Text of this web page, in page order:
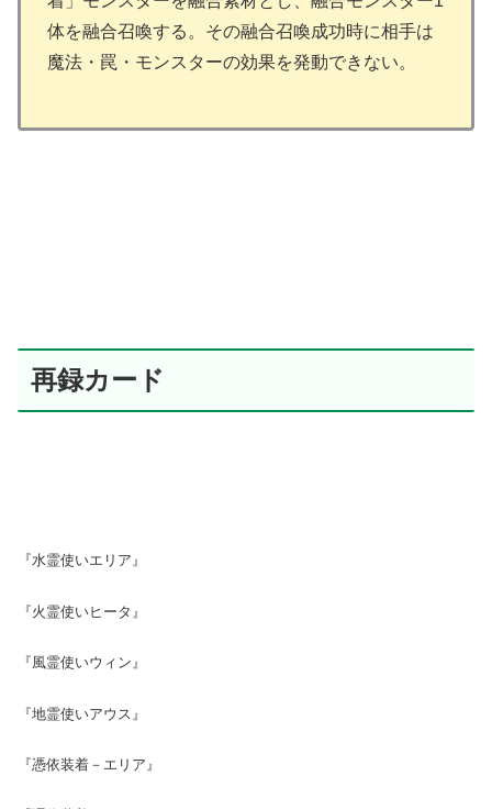
体を融合召喚する。その融合召喚成功時に相手は
魔法・罠・モンスターの効果を発動できない。
再録カード
『水霊使いエリア』
『火霊使いヒータ』
『風霊使いウィン』
『地霊使いアウス』
『憑依装着－エリア』